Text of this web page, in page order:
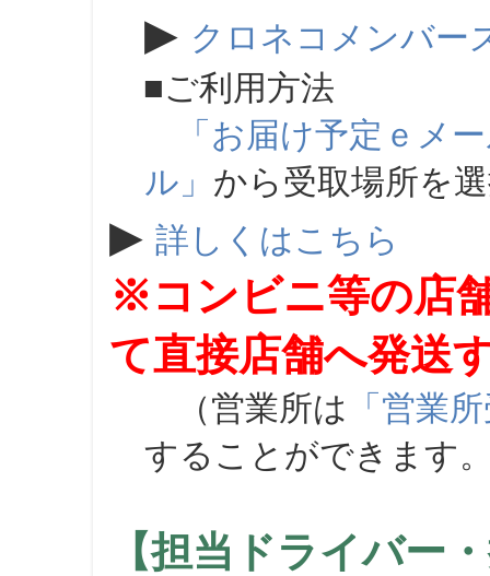
▶ クロネコメンバー
■ご利用方法
「お届け予定ｅメ
ル」 から受取場所を
▶ 詳しくはこちら
※コンビニ等の店
て直接店舗へ発送
（営業所は 「営業
することができます
【担当ドライバー